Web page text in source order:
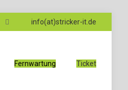
info(at)stricker-it.de
Fernwartung Ticket